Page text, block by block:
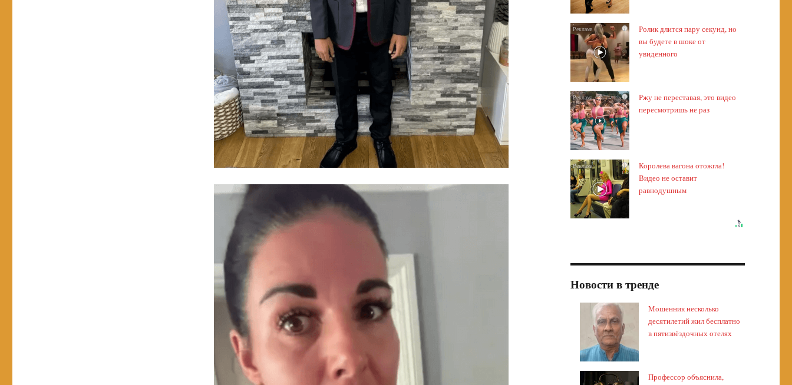
i
Ролик длится пару секунд, но
вы будете в шоке от
увиденного
i
Ржу не переставая, это видео
пересмотришь не раз
i
Королева вагона отожгла!
Видео не оставит
равнодушным
Новости в тренде
Мошенник несколько
десятилетий жил бесплатно
в пятизвёздочных отелях
Профессор объяснила,